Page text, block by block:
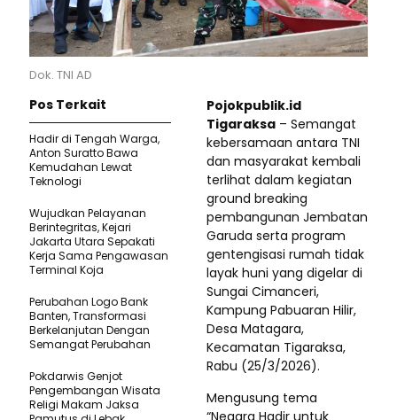
Dok. TNI AD
Pojokpublik.id
Tigaraksa – Semangat
kebersamaan antara TNI
dan masyarakat kembali
terlihat dalam kegiatan
ground breaking
pembangunan Jembatan
Garuda serta program
gentengisasi rumah tidak
layak huni yang digelar di
Sungai Cimanceri,
Kampung Pabuaran Hilir,
Desa Matagara,
Kecamatan Tigaraksa,
Rabu (25/3/2026).
Mengusung tema
“Negara Hadir untuk
Pos Terkait
Hadir di Tengah Warga,
Anton Suratto Bawa
Kemudahan Lewat
Teknologi ​
Wujudkan Pelayanan
Berintegritas, Kejari
Jakarta Utara Sepakati
Kerja Sama Pengawasan
Terminal Koja
Perubahan Logo Bank
Banten, Transformasi
Berkelanjutan Dengan
Semangat Perubahan
Pokdarwis Genjot
Pengembangan Wisata
Religi Makam Jaksa